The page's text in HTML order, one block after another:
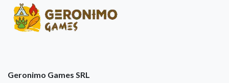
Geronimo Games SRL